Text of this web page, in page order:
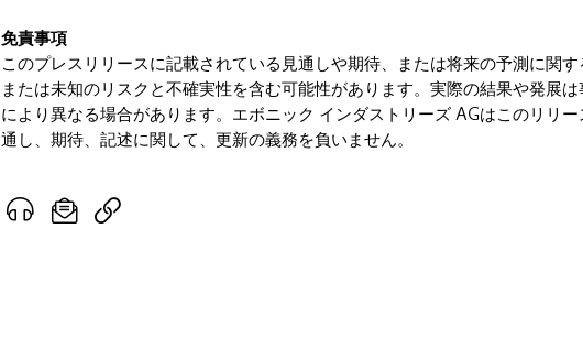
免責事項
このプレスリリースに記載されている見通しや期待、または将来の予測に関
または未知のリスクと不確実性を含む可能性があります。実際の結果や発展
により異なる場合があります。エボニック インダストリーズ AGはこのリリ
通し、期待、記述に関して、更新の義務を負いません。